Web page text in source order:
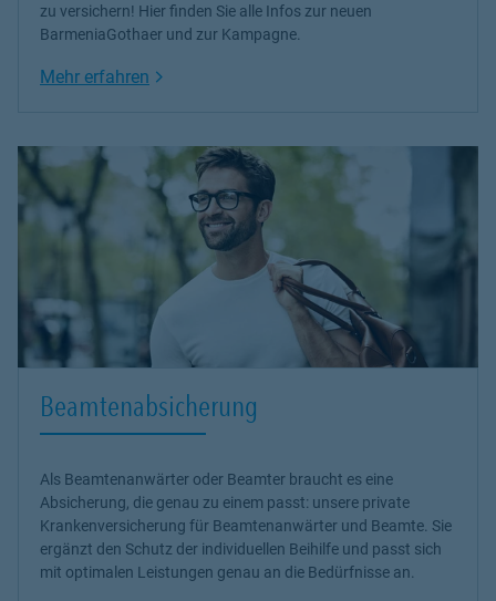
zu versichern! Hier finden Sie alle Infos zur neuen
BarmeniaGothaer und zur Kampagne.
Mehr erfahren Link Opens in New Tab
Beamtenabsicherung
Als Beamtenanwärter oder Beamter braucht es eine
Absicherung, die genau zu einem passt: unsere private
Krankenversicherung für Beamtenanwärter und Beamte. Sie
ergänzt den Schutz der individuellen Beihilfe und passt sich
mit optimalen Leistungen genau an die Bedürfnisse an.